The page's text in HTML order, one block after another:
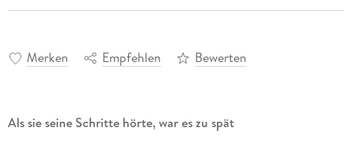
Merken Empfehlen Bewerten
Als sie seine Schritte hörte, war es zu spät